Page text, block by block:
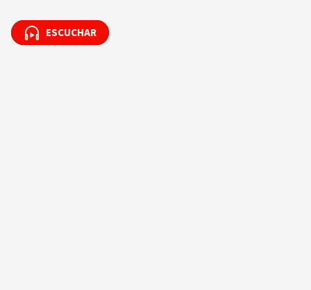
ESCUCHAR
ESCUCHAR